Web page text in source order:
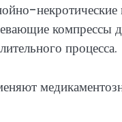
компрессы
процесса.